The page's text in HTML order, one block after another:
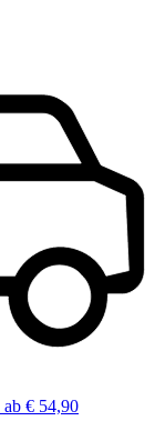
ab € 54,90